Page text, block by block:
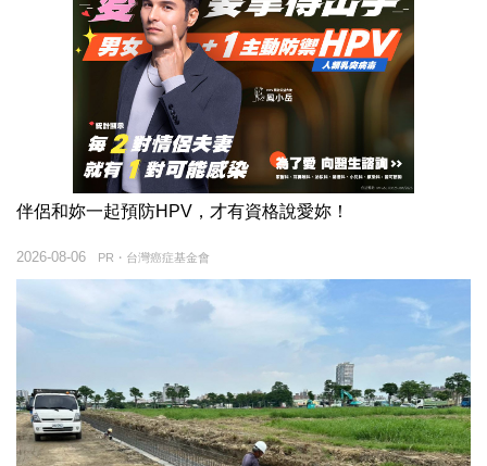
伴侶和妳一起預防HPV，才有資格說愛妳！
PR・台灣癌症基金會
2026-08-06